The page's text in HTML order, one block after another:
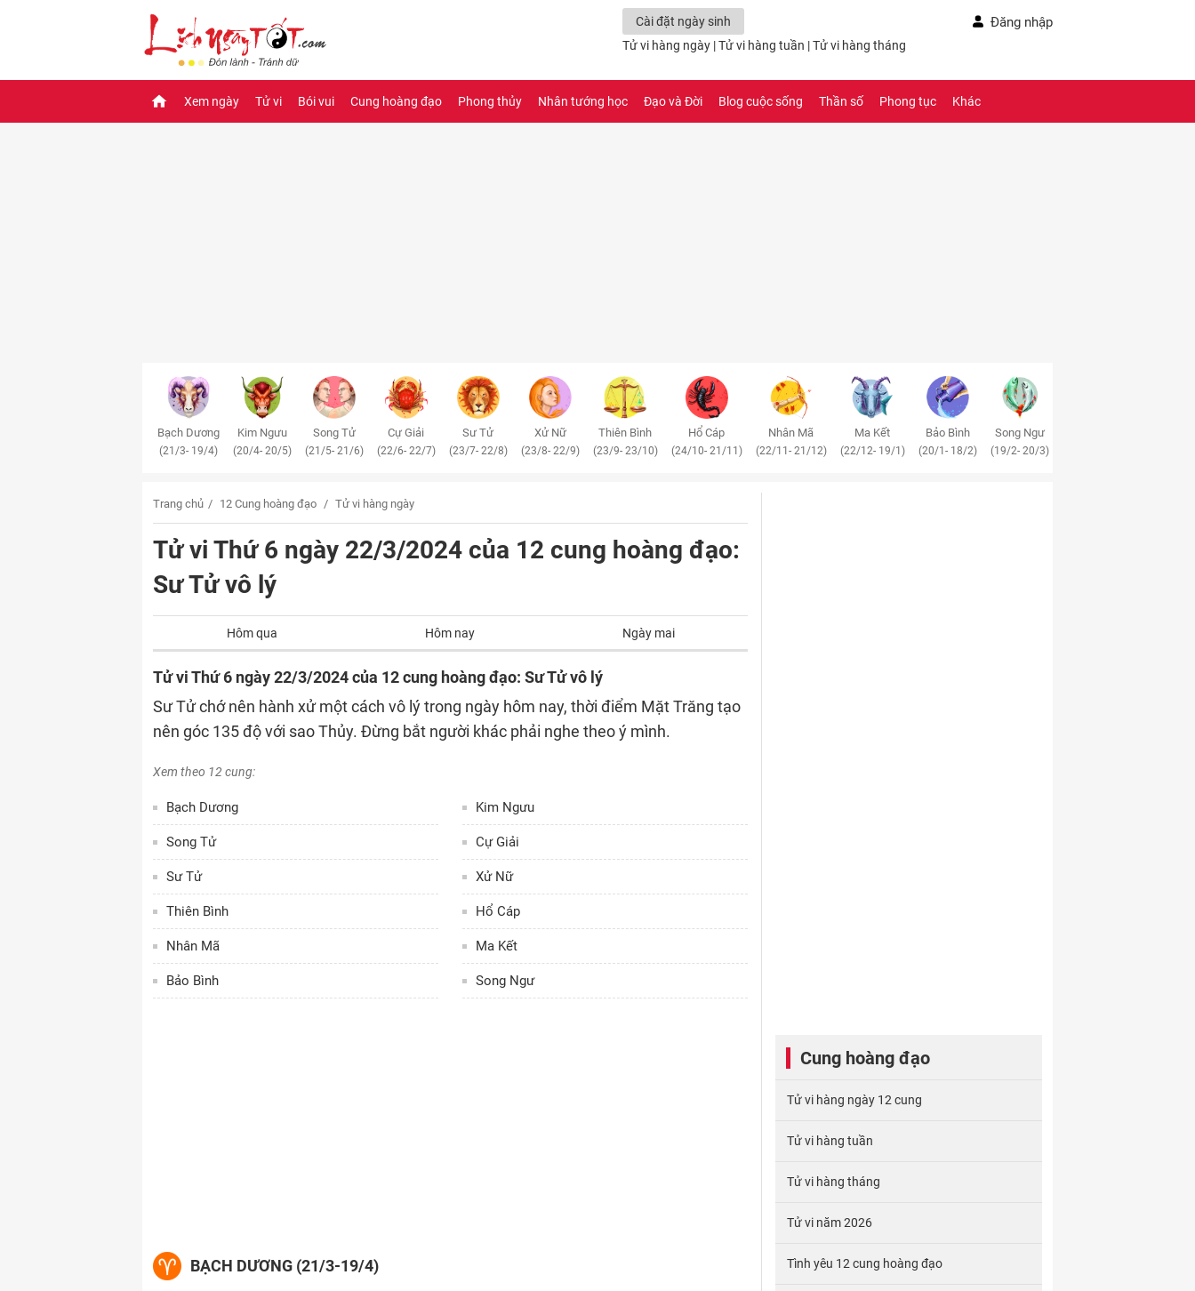
Cài đặt ngày sinh Đăng nhập
Tử vi hàng ngày |Tử vi hàng tuần |Tử vi hàng tháng
Xem ngày Tử vi Bói vui Cung hoàng đạo Phong thủy Nhân tướng học Đạo và Đời Blog cuộc sống Thần số Phong tục Khác
Bạch Dương
(21/3- 19/4)
Kim Ngưu
(20/4- 20/5)
Song Tử
(21/5- 21/6)
Cự Giải
(22/6- 22/7)
Sư Tử
(23/7- 22/8)
Xử Nữ
(23/8- 22/9)
Thiên Bình
(23/9- 23/10)
Hổ Cáp
(24/10- 21/11)
Nhân Mã
(22/11- 21/12)
Ma Kết
(22/12- 19/1)
Bảo Bình
(20/1- 18/2)
Song Ngư
(19/2- 20/3)
Trang chủ 12 Cung hoàng đạo Tử vi hàng ngày
Tử vi Thứ 6 ngày 22/3/2024 của 12 cung hoàng đạo:
Sư Tử vô lý
Hôm qua Hôm nay Ngày mai
Tử vi Thứ 6 ngày 22/3/2024 của 12 cung hoàng đạo: Sư Tử vô lý
Sư Tử chớ nên hành xử một cách vô lý trong ngày hôm nay, thời điểm Mặt Trăng tạo
nên góc 135 độ với sao Thủy. Đừng bắt người khác phải nghe theo ý mình.
Xem theo 12 cung:
Bạch Dương Kim Ngưu
Song Tử Cự Giải
Sư Tử Xử Nữ
Thiên Bình Hổ Cáp
Nhân Mã Ma Kết
Bảo Bình Song Ngư
BẠCH DƯƠNG (21/3-19/4)
Cung hoàng đạo
Tử vi hàng ngày 12 cung
Tử vi hàng tuần
Tử vi hàng tháng
Tử vi năm 2026
Tình yêu 12 cung hoàng đạo